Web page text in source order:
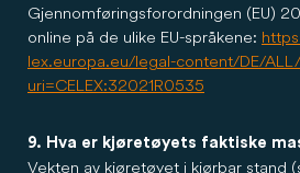
Gjennomføringsforordningen (EU)
online på de ulike EU-språkene:
lex.europa.eu/legal-content/DE/
uri=CELEX:32021R0535
9. Hva er kjøretøyets faktiske
Vekten av kjøretøyet i kjørbar stand